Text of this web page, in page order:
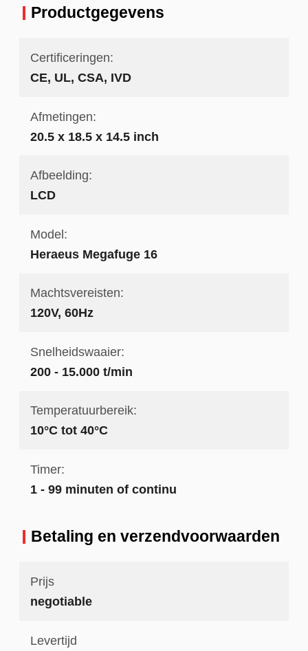
Productgegevens
Certificeringen:
CE, UL, CSA, IVD
Afmetingen:
20.5 x 18.5 x 14.5 inch
Afbeelding:
LCD
Model:
Heraeus Megafuge 16
Machtsvereisten:
120V, 60Hz
Snelheidswaaier:
200 - 15.000 t/min
Temperatuurbereik:
10°C tot 40°C
Timer:
1 - 99 minuten of continu
Betaling en verzendvoorwaarden
Prijs
negotiable
Levertijd